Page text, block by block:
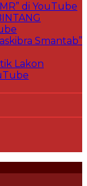
di YouTube
Smantab”
Lakon